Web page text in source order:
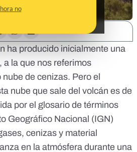
no
ha producido inicialmente una
a la que nos referimos
de cenizas. Pero el
nube que sale del volcán es de
por el glosario de términos
Geográfico Nacional (IGN)
cenizas y material
en la atmósfera durante una